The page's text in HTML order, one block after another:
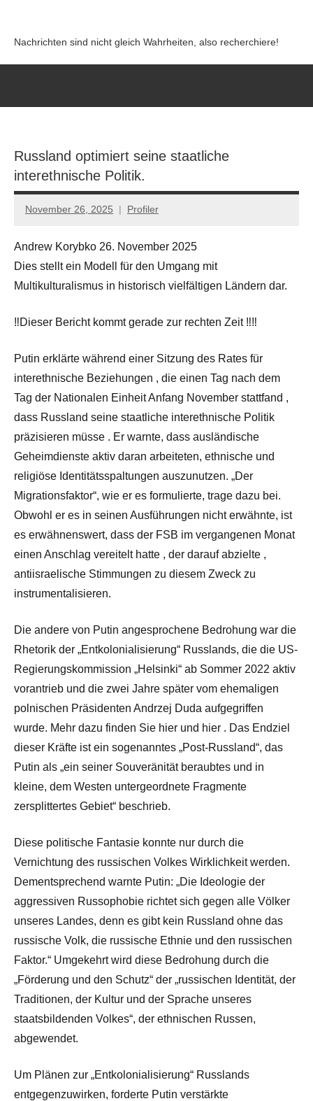
springen
Nachrichten sind nicht gleich Wahrheiten, also recherchiere!
Russland optimiert seine staatliche
interethnische Politik.
November 26, 2025 Profiler
Keine
Andrew Korybko 26. November 2025
Dies stellt ein Modell für den Umgang mit
Multikulturalismus in historisch vielfältigen Ländern dar.
‼Dieser Bericht kommt gerade zur rechten Zeit ‼‼
Putin erklärte während einer Sitzung des Rates für
interethnische Beziehungen , die einen Tag nach dem
Tag der Nationalen Einheit Anfang November stattfand ,
dass Russland seine staatliche interethnische Politik
präzisieren müsse . Er warnte, dass ausländische
Geheimdienste aktiv daran arbeiteten, ethnische und
religiöse Identitätsspaltungen auszunutzen. „Der
Migrationsfaktor“, wie er es formulierte, trage dazu bei.
Obwohl er es in seinen Ausführungen nicht erwähnte, ist
es erwähnenswert, dass der FSB im vergangenen Monat
einen Anschlag vereitelt hatte , der darauf abzielte ,
antiisraelische Stimmungen zu diesem Zweck zu
instrumentalisieren.
Die andere von Putin angesprochene Bedrohung war die
Rhetorik der „Entkolonialisierung“ Russlands, die die US-
Regierungskommission „Helsinki“ ab Sommer 2022 aktiv
vorantrieb und die zwei Jahre später vom ehemaligen
polnischen Präsidenten Andrzej Duda aufgegriffen
wurde. Mehr dazu finden Sie hier und hier . Das Endziel
dieser Kräfte ist ein sogenanntes „Post-Russland“, das
Putin als „ein seiner Souveränität beraubtes und in
kleine, dem Westen untergeordnete Fragmente
zersplittertes Gebiet“ beschrieb.
Diese politische Fantasie konnte nur durch die
Vernichtung des russischen Volkes Wirklichkeit werden.
Dementsprechend warnte Putin: „Die Ideologie der
aggressiven Russophobie richtet sich gegen alle Völker
unseres Landes, denn es gibt kein Russland ohne das
russische Volk, die russische Ethnie und den russischen
Faktor.“ Umgekehrt wird diese Bedrohung durch die
„Förderung und den Schutz“ der „russischen Identität, der
Traditionen, der Kultur und der Sprache unseres
staatsbildenden Volkes“, der ethnischen Russen,
abgewendet.
Um Plänen zur „Entkolonialisierung“ Russlands
entgegenzuwirken, forderte Putin verstärkte